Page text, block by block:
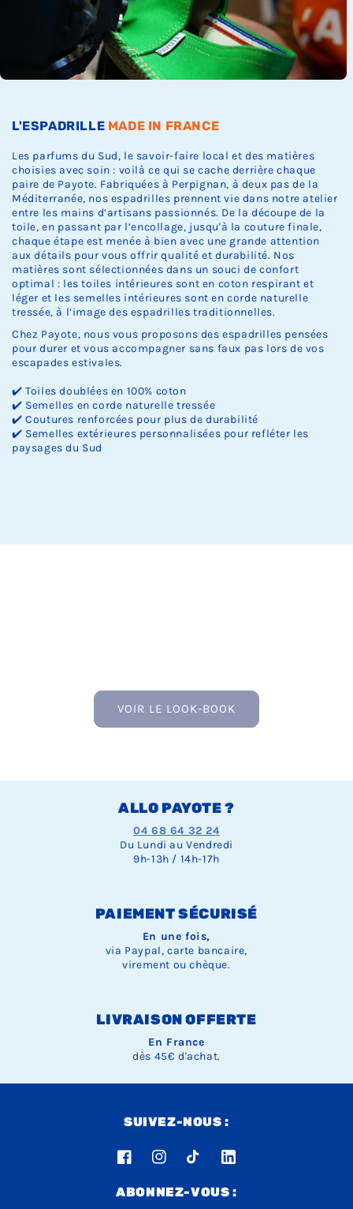
k
k
L'ESPADRILLE MADE IN FRANCE
Les parfums du Sud, le savoir-faire local et des matières
choisies avec soin : voilà ce qui se cache derrière chaque
paire de Payote. Fabriquées à Perpignan, à deux pas de la
Méditerranée, nos espadrilles prennent vie dans notre atelier
entre les mains d’artisans passionnés. De la découpe de la
toile, en passant par l’encollage, jusqu'à la couture finale,
chaque étape est menée à bien avec une grande attention
aux détails pour vous offrir qualité et durabilité. Nos
matières sont sélectionnées dans un souci de confort
optimal : les toiles intérieures sont en coton respirant et
léger et les semelles intérieures sont en corde naturelle
tressée, à l’image des espadrilles traditionnelles.
Chez Payote, nous vous proposons des espadrilles pensées
pour durer et vous accompagner sans faux pas lors de vos
escapades estivales.
✔️ Toiles doublées en 100% coton
✔️ Semelles en corde naturelle tressée
✔️ Coutures renforcées pour plus de durabilité
✔️ Semelles extérieures personnalisées pour refléter les
paysages du Sud
VOIR LE LOOK-BOOK
ALLO PAYOTE ?
04 68 64 32 24
Du Lundi au Vendredi
9h-13h / 14h-17h
PAIEMENT SÉCURISÉ
En une fois,
via Paypal, carte bancaire,
virement ou chèque.
LIVRAISON OFFERTE
En France
dès 45€ d'achat.
SUIVEZ-NOUS :
FacebookInstagramTikTok LinkedIn
ABONNEZ-VOUS :